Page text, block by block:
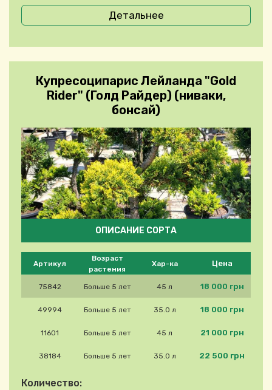
Детальнее
Купресоципарис Лейланда "Gold
Rider" (Голд Райдер) (ниваки,
бонсай)
Please select product
Артикул
Возраст
растения
Хар-ка Цена
75842 Больше 5 лет 45 л 18 000 грн
49994 Больше 5 лет 35.0 л 18 000 грн
11601 Больше 5 лет 45 л 21 000 грн
38184 Больше 5 лет 35.0 л 22 500 грн
Количество:
ОПИСАНИЕ СОРТА